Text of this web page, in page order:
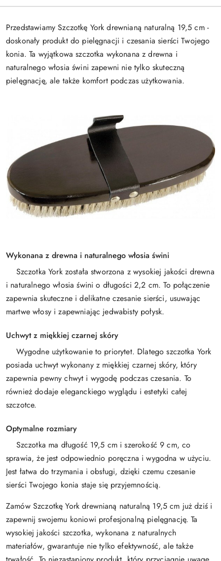
Przedstawiamy Szczotkę York drewnianą naturalną 19,5 cm -
doskonały produkt do pielęgnacji i czesania sierści Twojego
konia. Ta wyjątkowa szczotka wykonana z drewna i
naturalnego włosia świni zapewni nie tylko skuteczną
pielęgnację, ale także komfort podczas użytkowania.
Wykonana z drewna i naturalnego włosia świni
Szczotka York została stworzona z wysokiej jakości drewna
i naturalnego włosia świni o długości 2,2 cm. To połączenie
zapewnia skuteczne i delikatne czesanie sierści, usuwając
martwe włosy i zapewniając jedwabisty połysk.
Uchwyt z miękkiej czarnej skóry
Wygodne użytkowanie to priorytet. Dlatego szczotka York
posiada uchwyt wykonany z miękkiej czarnej skóry, który
zapewnia pewny chwyt i wygodę podczas czesania. To
również dodaje eleganckiego wyglądu i estetyki całej
szczotce.
Optymalne rozmiary
Szczotka ma długość 19,5 cm i szerokość 9 cm, co
sprawia, że jest odpowiednio poręczna i wygodna w użyciu.
Jest łatwa do trzymania i obsługi, dzięki czemu czesanie
sierści Twojego konia staje się przyjemnością.
Zamów Szczotkę York drewnianą naturalną 19,5 cm już dziś i
zapewnij swojemu koniowi profesjonalną pielęgnację. Ta
wysokiej jakości szczotka, wykonana z naturalnych
materiałów, gwarantuje nie tylko efektywność, ale także